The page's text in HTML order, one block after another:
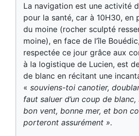
La navigation est une activité
pour la santé, car à 10H30, en
du moine (rocher sculpté
moine), en face de l’île
respectée ce jour grâce aux
à la logistique de Lucien, est
de blanc en récitant une
« souviens-toi canotier,
faut saluer d’un coup de blanc,
bon vent, bonne mer, et bon
porteront assurément ».